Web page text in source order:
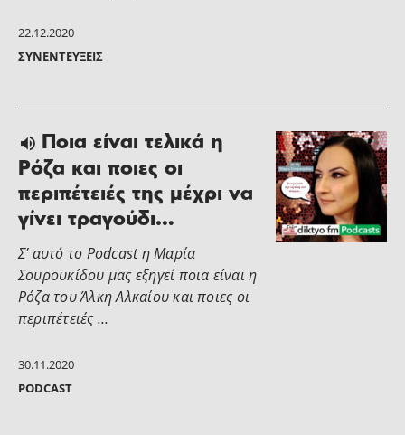
22.12.2020
ΣΥΝΕΝΤΕΎΞΕΙΣ
30.11.2020
PODCAST
Ποια είναι τελικά η
Ρόζα και ποιες οι
περιπέτειές της μέχρι να
γίνει τραγούδι…
Σ’ αυτό το Podcast η Μαρία
Σουρουκίδου μας εξηγεί ποια είναι η
Ρόζα του Άλκη Αλκαίου και ποιες οι
περιπέτειές …